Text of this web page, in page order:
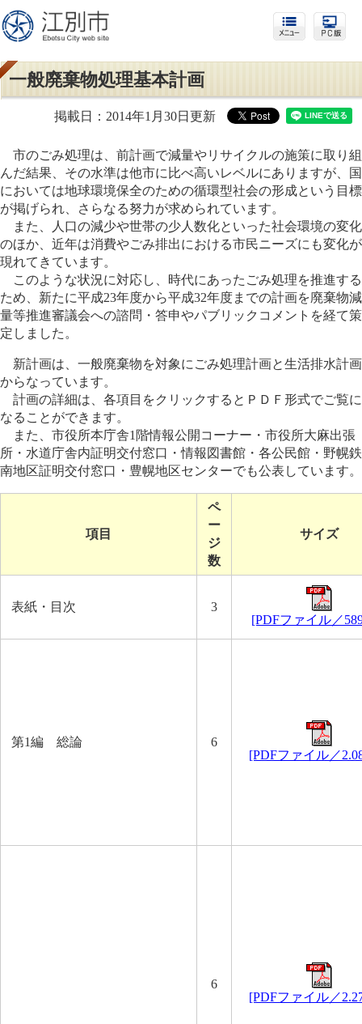
一般廃棄物処理基本計画
掲載日：2014年1月30日更新
市のごみ処理は、前計画で減量やリサイクルの施策に取り組
んだ結果、その水準は他市に比べ高いレベルにありますが、国
においては地球環境保全のための循環型社会の形成という目標
が掲げられ、さらなる努力が求められています。
また、人口の減少や世帯の少人数化といった社会環境の変化
のほか、近年は消費やごみ排出における市民ニーズにも変化が
現れてきています。
このような状況に対応し、時代にあったごみ処理を推進する
ため、新たに平成23年度から平成32年度までの計画を廃棄物減
量等推進審議会への諮問・答申やパブリックコメントを経て策
定しました。
新計画は、一般廃棄物を対象にごみ処理計画と生活排水計画
からなっています。
計画の詳細は、各項目をクリックするとＰＤＦ形式でご覧に
なることができます。
また、市役所本庁舎1階情報公開コーナー・市役所大麻出張
所・水道庁舎内証明交付窓口・情報図書館・各公民館・野幌鉄
南地区証明交付窓口・豊幌地区センターでも公表しています。
項目
ペ
ー
ジ
数
サイズ
表紙・目次
3
[PDFファイル／
第1編 総論
6
[PDFファイル／
6
[PDFファイル／